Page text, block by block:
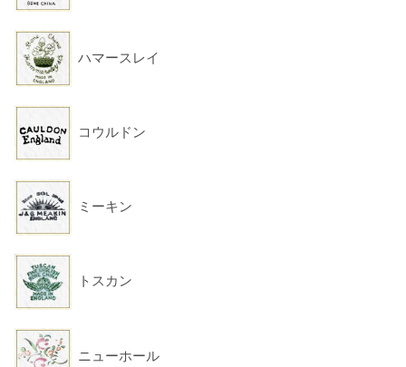
ハマースレイ
コウルドン
ミーキン
トスカン
ニューホール